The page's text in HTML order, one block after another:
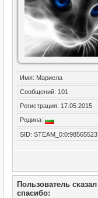
Имя: Мариела
Сообщений: 101
Регистрация: 17.05.2015
Родина:
SID: STEAM_0:0:98565523
Пользователь сказал
cпасибо: